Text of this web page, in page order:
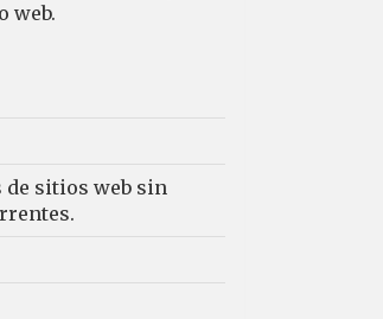
web.
sitios web sin